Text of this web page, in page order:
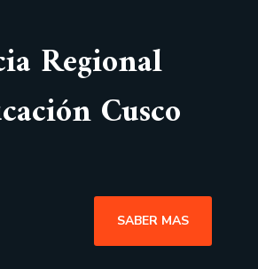
Regional
Cusco
SABER MAS